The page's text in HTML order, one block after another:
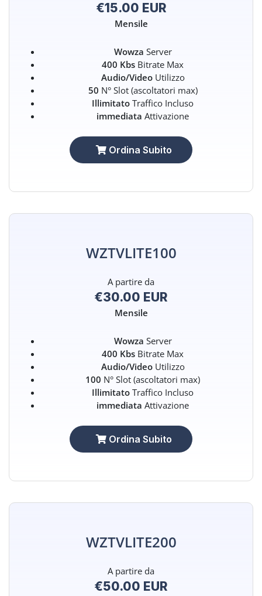
€15.00 EUR
Mensile
Wowza Server
400 Kbs Bitrate Max
Audio/VideoUtilizzo
50 N° Slot (ascoltatori max)
Illimitato Traffico Incluso
immediata Attivazione
Ordina Subito
WZTVLITE100
A partire da
€30.00 EUR
Mensile
Wowza Server
400 Kbs Bitrate Max
Audio/VideoUtilizzo
100 N° Slot (ascoltatori max)
Illimitato Traffico Incluso
immediata Attivazione
Ordina Subito
WZTVLITE200
A partire da
€50.00 EUR